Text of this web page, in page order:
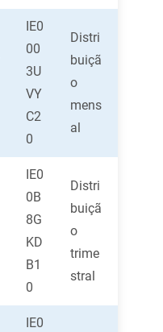
IE0
00
3U
VY
C2
0
Distri
buiçã
o
mens
al
IE0
0B
8G
KD
B1
0
Distri
buiçã
o
trime
stral
IE0